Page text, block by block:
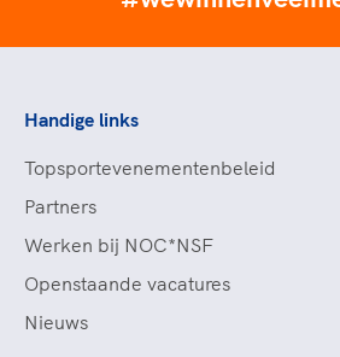
Handige links
Topsportevenementenbeleid
Partners
Werken bij NOC*NSF
Openstaande vacatures
Nieuws